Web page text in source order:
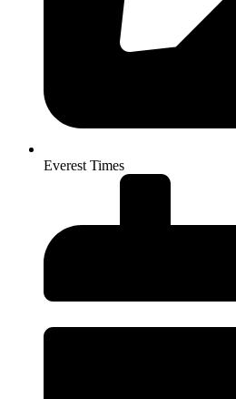
Everest Times